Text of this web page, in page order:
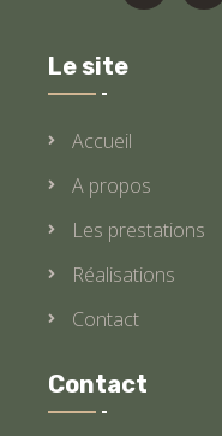
Le site
Accueil
A propos
Les prestations
Réalisations
Contact
Contact